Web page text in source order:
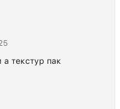
а текстур пак